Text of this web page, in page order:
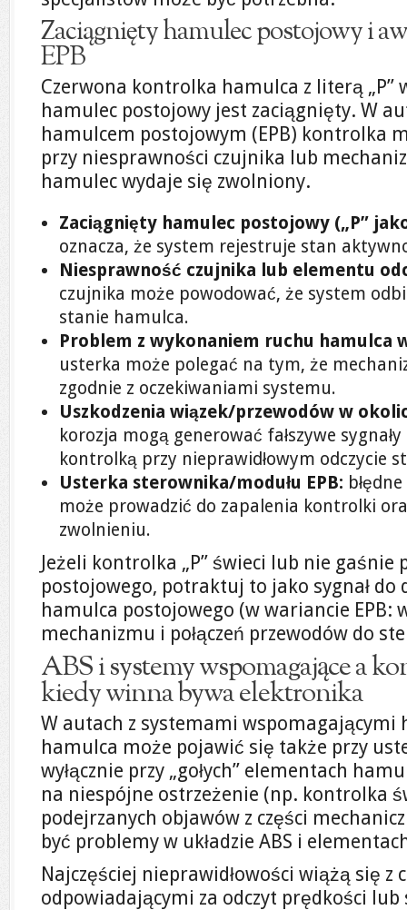
Zaciągnięty hamulec postojowy i
EPB
Czerwona kontrolka hamulca z literą
hamulec postojowy jest zaciągnięty. W
hamulcem postojowym (EPB) kontrolka
przy niesprawności czujnika lub
hamulec wydaje się zwolniony.
Zaciągnięty hamulec postojowy („P”
oznacza, że system rejestruje stan
Niesprawność czujnika lub elementu
czujnika może powodować, że system
stanie hamulca.
Problem z wykonaniem ruchu hamulca
usterka może polegać na tym, że
zgodnie z oczekiwaniami systemu.
Uszkodzenia wiązek/przewodów w
korozja mogą generować fałszywe
kontrolką przy nieprawidłowym odczycie
Usterka sterownika/modułu EPB:
może prowadzić do zapalenia kontrolki
zwolnieniu.
Jeżeli kontrolka „P” świeci lub nie
postojowego, potraktuj to jako sygnał do
hamulca postojowego (w wariancie EPB:
mechanizmu i połączeń przewodów do
ABS i systemy wspomagające a
kiedy winna bywa elektronika
W autach z systemami
hamulca może pojawić się także przy
wyłącznie przy „gołych” elementach
na niespójne ostrzeżenie (np. kontrolka
podejrzanych objawów z części
być problemy w układzie ABS i
Najczęściej nieprawidłowości wiążą się z
odpowiadającymi za odczyt prędkości